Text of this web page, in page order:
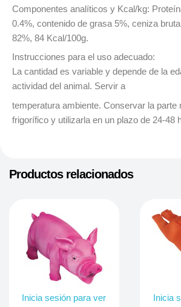
Componentes analíticos y Kcal/kg:
0.4%, contenido de grasa 5%, ceniza
82%, 84 Kcal/100g.
Instrucciones para el uso adecuado:
La cantidad es variable y depende de la
actividad del animal. Servir a
temperatura ambiente. Conservar la parte
frigorífico y utilizarla en un plazo de 24-48
Productos relacionados
Inicia sesión para ver
Inicia